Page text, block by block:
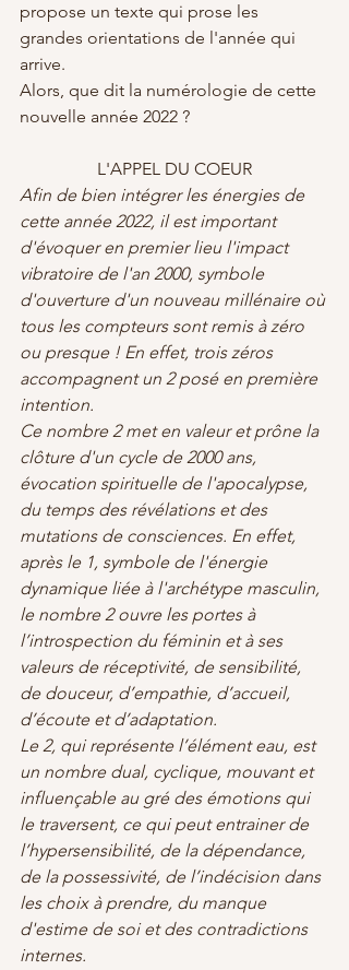
propose un texte qui prose les
grandes orientations de l'année qui
arrive.
Alors, que dit la numérologie de cette
nouvelle année 2022 ?
L'APPEL DU COEUR
Afin de bien intégrer les énergies de
cette année 2022, il est important
d'évoquer en premier lieu l'impact
vibratoire de l'an 2000, symbole
d'ouverture d'un nouveau millénaire où
tous les compteurs sont remis à zéro
ou presque ! En effet, trois zéros
accompagnent un 2 posé en première
intention.
Ce nombre 2 met en valeur et prône la
clôture d'un cycle de 2000 ans,
évocation spirituelle de l'apocalypse,
du temps des révélations et des
mutations de consciences. En effet,
après le 1, symbole de l'énergie
dynamique liée à l'archétype masculin,
le nombre 2 ouvre les portes à
l’introspection du féminin et à ses
valeurs de réceptivité, de sensibilité,
de douceur, d’empathie, d’accueil,
d’écoute et d’adaptation.
Le 2, qui représente l’élément eau, est
un nombre dual, cyclique, mouvant et
influençable au gré des émotions qui
le traversent, ce qui peut entrainer de
l’hypersensibilité, de la dépendance,
de la possessivité, de l’indécision dans
les choix à prendre, du manque
d'estime de soi et des contradictions
internes.